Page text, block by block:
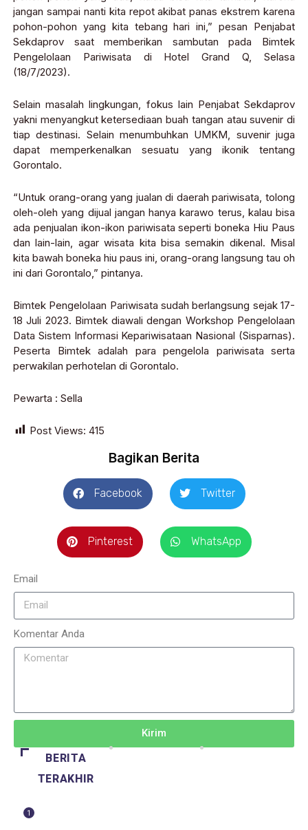
jangan sampai nanti kita repot akibat panas ekstrem karena
pohon-pohon yang kita tebang hari ini,” pesan Penjabat
Sekdaprov saat memberikan sambutan pada Bimtek
Pengelolaan Pariwisata di Hotel Grand Q, Selasa
(18/7/2023).
Selain masalah lingkungan, fokus lain Penjabat Sekdaprov
yakni menyangkut ketersediaan buah tangan atau suvenir di
tiap destinasi. Selain menumbuhkan UMKM, suvenir juga
dapat memperkenalkan sesuatu yang ikonik tentang
Gorontalo.
“Untuk orang-orang yang jualan di daerah pariwisata, tolong
oleh-oleh yang dijual jangan hanya karawo terus, kalau bisa
ada penjualan ikon-ikon pariwisata seperti boneka Hiu Paus
dan lain-lain, agar wisata kita bisa semakin dikenal. Misal
kita bawah boneka hiu paus ini, orang-orang langsung tau oh
ini dari Gorontalo,” pintanya.
Bimtek Pengelolaan Pariwisata sudah berlangsung sejak 17-
18 Juli 2023. Bimtek diawali dengan Workshop Pengelolaan
Data Sistem Informasi Kepariwisataan Nasional (Sisparnas).
Peserta Bimtek adalah para pengelola pariwisata serta
perwakilan perhotelan di Gorontalo.
Pewarta : Sella
Post Views: 415
Bagikan Berita
Facebook Twitter
Pinterest WhatsApp
Email
Komentar Anda
Kirim
BERITA
TERAKHIR
1